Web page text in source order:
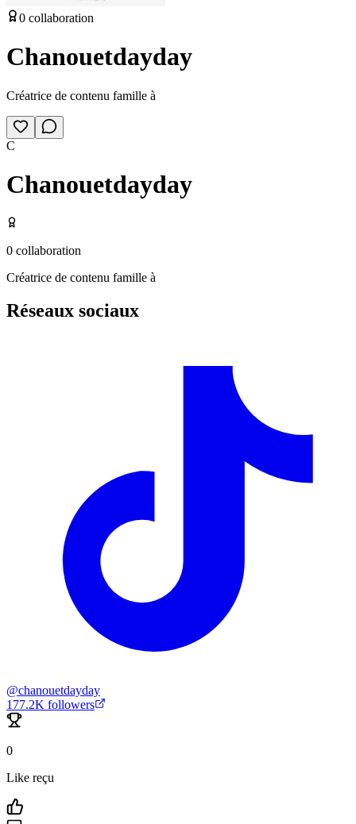
0 collaboration
Chanouetdayday
Créatrice de contenu famille à
C
Chanouetdayday
0 collaboration
Créatrice de contenu famille à
Réseaux sociaux
@chanouetdayday
177.2K followers
0
Like reçu